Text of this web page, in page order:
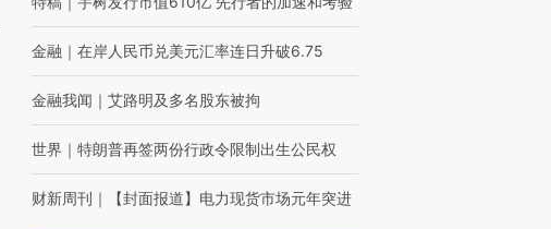
金融 ｜ 在岸人民币兑美元汇率连日升破6.75
金融我闻 ｜ 艾路明及多名股东被拘
世界 ｜ 特朗普再签两份行政令限制出生公民权
财新周刊 ｜ 【封面报道】电力现货市场元年突进